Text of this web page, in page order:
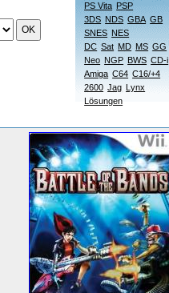
OK
PS Vita PSP
3DS NDS GBA GB
SNES NES
DC Sat MD MS GG
Neo NGP BWS CD-i
Amiga C64 C16/+4
2600 Jag Lynx
Lösungen